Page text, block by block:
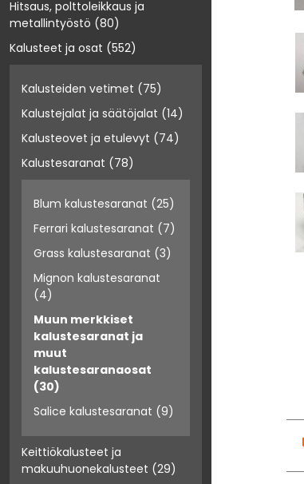
Hitsaus, polttoleikkaus ja
metallintyöstö (80)
Kalusteet ja osat (552)
Kalusteiden vetimet (75)
Kalustejalat ja säätöjalat (14)
Kalusteovet ja etulevyt (74)
Kalustesaranat (78)
Blum kalustesaranat (25)
Ferrari kalustesaranat (7)
Grass kalustesaranat (3)
Mignon kalustesaranat
(4)
Muun merkkiset
kalustesaranat ja
muut
kalustesaranaosat
(30)
Salice kalustesaranat (9)
Keittiökalusteet ja
makuuhuonekalusteet (29)